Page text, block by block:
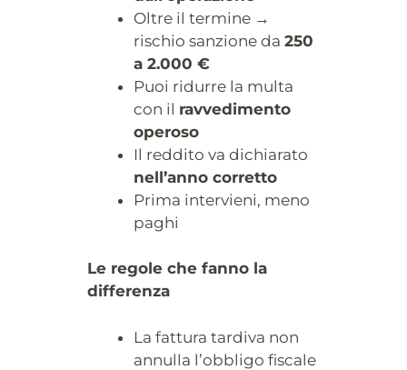
Oltre il termine →
rischio sanzione da 250
a 2.000 €
Puoi ridurre la multa
con il ravvedimento
operoso
Il reddito va dichiarato
nell’anno corretto
Prima intervieni, meno
paghi
Le regole che fanno la
differenza
La fattura tardiva non
annulla l’obbligo fiscale